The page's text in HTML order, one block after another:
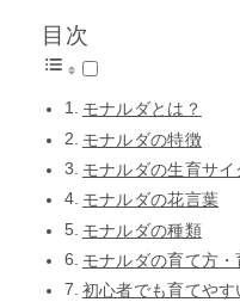
目次
モナルダとは？
モナルダの特徴
モナルダの生育サイ
モナルダの花言葉
モナルダの種類
モナルダの育て方・
初心者でも育てやす